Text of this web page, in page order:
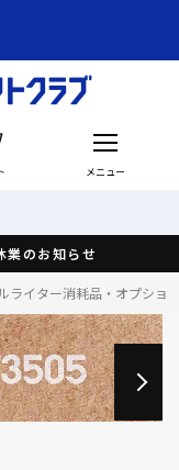
メニュー
のお知らせ
ライター消耗品・オプショ